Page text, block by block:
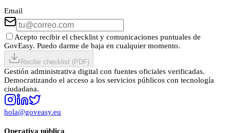
Email
Acepto recibir el checklist y comunicaciones puntuales de
GovEasy. Puedo darme de baja en cualquier momento.
Recibir checklist (PDF)
Gestión administrativa digital con fuentes oficiales verificadas.
Democratizando el acceso a los servicios públicos con tecnología
ciudadana.
hola@goveasy.eu
Operativa pública